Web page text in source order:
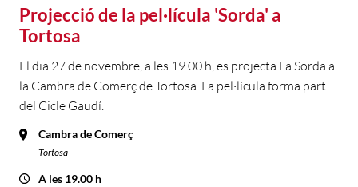
Projecció de la pel·lícula 'Sorda' a
Tortosa
El dia 27 de novembre, a les 19.00 h, es projecta La Sorda a
la Cambra de Comerç de Tortosa. La pel·lícula forma part
del Cicle Gaudí.
Cambra de Comerç
Tortosa
A les 19.00 h